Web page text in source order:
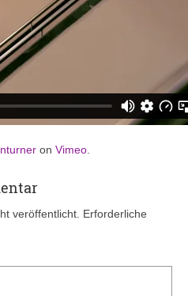
on Vimeo
veröffentlicht. Erforderliche